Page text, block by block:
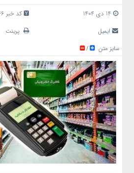
14 دی 1404
کد خبر 27966
ایمیل
پرینت
سایز متن
/